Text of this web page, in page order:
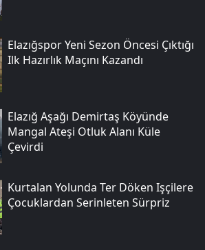
Elazığspor Yeni Sezon Öncesi Çıktığı
Ilk Hazırlık Maçını Kazandı
Elazığ Aşağı Demirtaş Köyünde
Mangal Ateşi Otluk Alanı Küle
Çevirdi
Kurtalan Yolunda Ter Döken Işçilere
Çocuklardan Serinleten Sürpriz